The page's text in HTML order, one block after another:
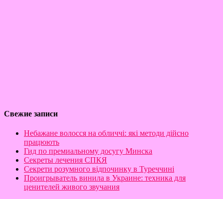
Свежие записи
Небажане волосся на обличчі: які методи дійсно
працюють
Гид по премиальному досугу Минска
Секреты лечения СПКЯ
Секрети розумного відпочинку в Туреччині
Проигрыватель винила в Украине: техника для
ценителей живого звучания